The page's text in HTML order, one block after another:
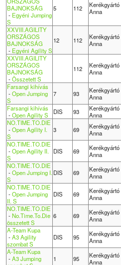
BAJNOKSÁG
- Egyéni Jumping
S
5 112
Kerékgyártó
Anna
XXVIII.AGILITY
ORSZÁGOS
BAJNOKSÁG
- Egyéni Agility S
12 112
Kerékgyártó
Anna
XXVIII.AGILITY
ORSZÁGOS
BAJNOKSÁG
-Összetett S
112
Kerékgyártó
Anna
Farsangi kihívás
-Open Jumping
S
7 93
Kerékgyártó
Anna
Farsangi kihívás
-Open Agility S DIS 93
Kerékgyártó
Anna
NO.TIME.TO.DIE
-Open Agility I.
S
3 69
Kerékgyártó
Anna
NO.TIME.TO.DIE
-Open Agility II.
S
DIS 69
Kerékgyártó
Anna
NO.TIME.TO.DIE
-Open Jumping I.
S
DIS 69
Kerékgyártó
Anna
NO.TIME.TO.DIE
-Open Jumping
II. S
DIS 69
Kerékgyártó
Anna
NO.TIME.TO.DIE
-No.Time.To.Die
összetett S
6 69
Kerékgyártó
Anna
A-Team Kupa
-A3 Agility
szombat S
DIS 95
Kerékgyártó
Anna
A-Team Kupa
-A3 Jumping
1 95
Kerékgyártó
Anna